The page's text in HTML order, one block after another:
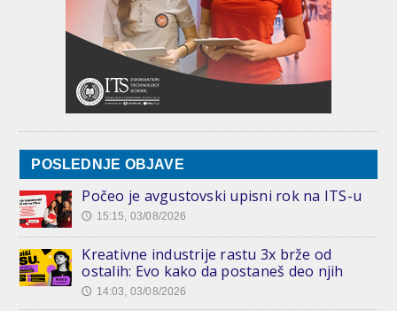
POSLEDNJE OBJAVE
Počeo je avgustovski upisni rok na ITS-u
🕔 15:15, 03/08/2026
Kreativne industrije rastu 3x brže od
ostalih: Evo kako da postaneš deo njih
🕔 14:03, 03/08/2026